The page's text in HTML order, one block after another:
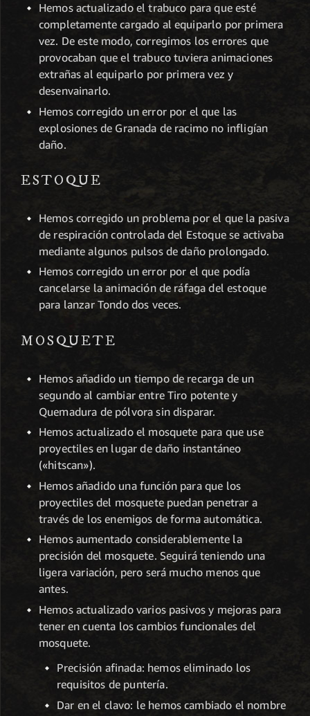
Hemos actualizado el trabuco para que esté
completamente cargado al equiparlo por primera
vez. De este modo, corregimos los errores que
provocaban que el trabuco tuviera animaciones
extrañas al equiparlo por primera vez y
desenvainarlo.
Hemos corregido un error por el que las
explosiones de Granada de racimo no infligían
daño.
ESTOQUE
Hemos corregido un problema por el que la pasiva
de respiración controlada del Estoque se activaba
mediante algunos pulsos de daño prolongado.
Hemos corregido un error por el que podía
cancelarse la animación de ráfaga del estoque
para lanzar Tondo dos veces.
MOSQUETE
Hemos añadido un tiempo de recarga de un
segundo al cambiar entre Tiro potente y
Quemadura de pólvora sin disparar.
Hemos actualizado el mosquete para que use
proyectiles en lugar de daño instantáneo
(«hitscan»).
Hemos añadido una función para que los
proyectiles del mosquete puedan penetrar a
través de los enemigos de forma automática.
Hemos aumentado considerablemente la
precisión del mosquete. Seguirá teniendo una
ligera variación, pero será mucho menos que
antes.
Hemos actualizado varios pasivos y mejoras para
tener en cuenta los cambios funcionales del
mosquete.
Precisión afinada: hemos eliminado los
requisitos de puntería.
Dar en el clavo: le hemos cambiado el nombre